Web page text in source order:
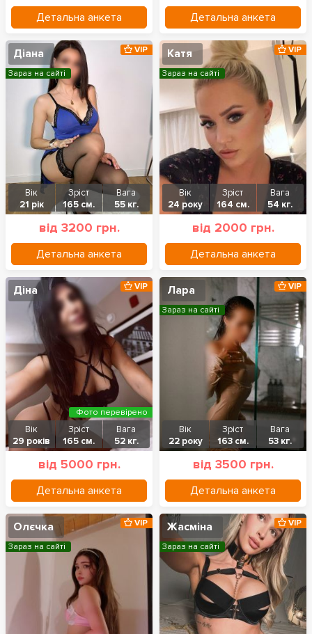
Детальна анкета Детальна анкета
Діана
Вік
21 рік
Зріст
165 см.
Вага
55 кг.
від 3200 грн.
Детальна анкета
VIP
Зараз на сайті
Катя
Вік
24 року
Зріст
164 см.
Вага
54 кг.
від 2000 грн.
Детальна анкета
VIP
Зараз на сайті
Діна
Вік
29 років
Зріст
165 см.
Вага
52 кг.
від 5000 грн.
Детальна анкета
VIP
Фото перевірено
Лара
Вік
22 року
Зріст
163 см.
Вага
53 кг.
від 3500 грн.
Детальна анкета
VIP
Зараз на сайті
Олєчка VIP
Зараз на сайті
Жасміна VIP
Зараз на сайті